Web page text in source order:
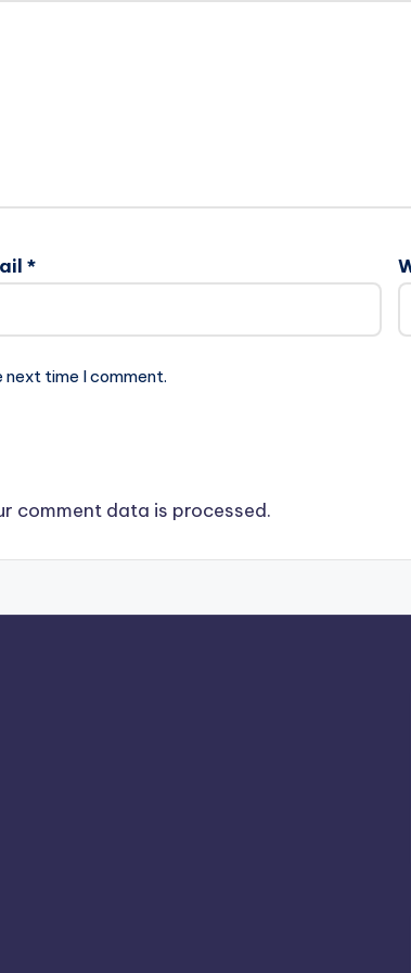
*
time I comment.
comment data is processed.